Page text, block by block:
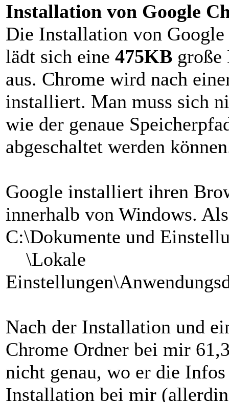
Installation von Google
Die Installation von
lädt sich eine 475KB große
aus. Chrome wird nach
installiert. Man muss sich
wie der genaue
abgeschaltet werden
Google installiert ihren
innerhalb von Windows.
C:\Dokumente und
\Lokale
Nach der Installation und
Chrome Ordner bei mir
nicht genau, wo er die
Installation bei mir